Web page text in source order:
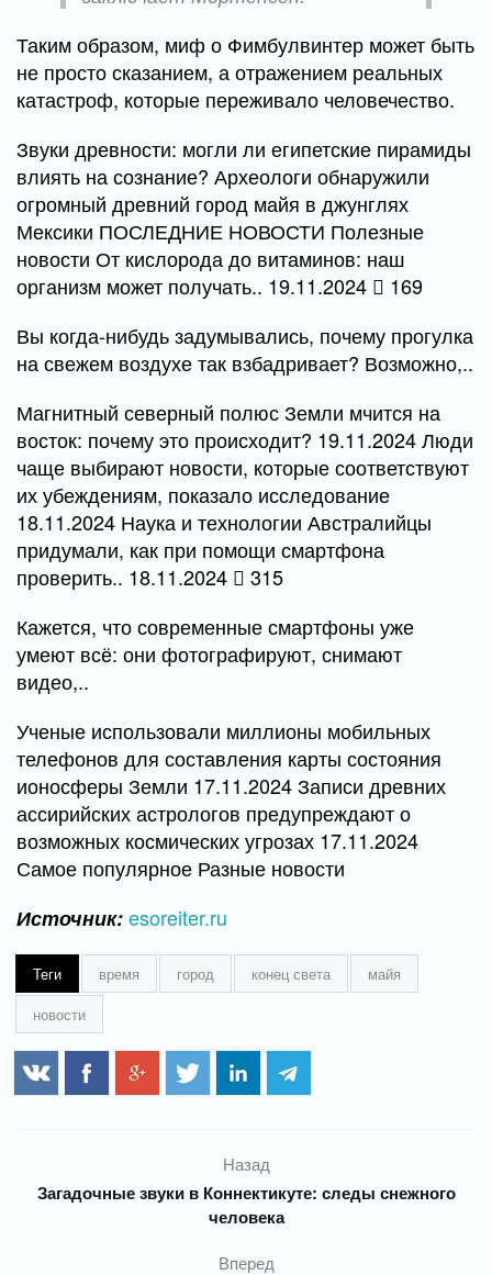
Таким образом, миф о Фимбулвинтер может быть
не просто сказанием, а отражением реальных
катастроф, которые переживало человечество.
Звуки древности: могли ли египетские пирамиды
влиять на сознание? Археологи обнаружили
огромный древний город майя в джунглях
Мексики ПОСЛЕДНИЕ НОВОСТИ Полезные
новости От кислорода до витаминов: наш
организм может получать.. 19.11.2024
169
Вы когда-нибудь задумывались, почему прогулка
на свежем воздухе так взбадривает? Возможно,..
Магнитный северный полюс Земли мчится на
восток: почему это происходит? 19.11.2024 Люди
чаще выбирают новости, которые соответствуют
их убеждениям, показало исследование
18.11.2024 Наука и технологии Австралийцы
придумали, как при помощи смартфона
проверить.. 18.11.2024
315
Кажется, что современные смартфоны уже
умеют всё: они фотографируют, снимают
видео,..
Ученые использовали миллионы мобильных
телефонов для составления карты состояния
ионосферы Земли 17.11.2024 Записи древних
ассирийских астрологов предупреждают о
возможных космических угрозах 17.11.2024
Самое популярное Разные новости
Источник:esoreiter.ru
Теги время город конец света
майя
новости
Назад
Загадочные звуки в Коннектикуте: следы снежного
человека
Вперед